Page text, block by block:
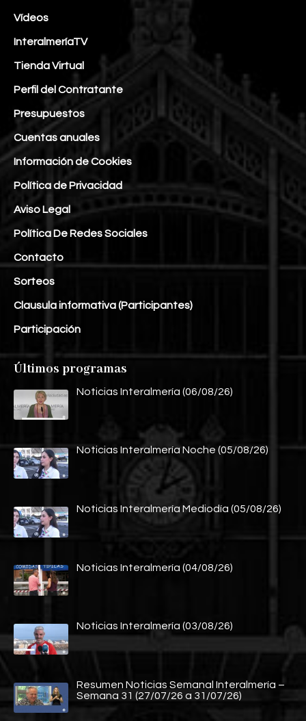
Vídeos
InteralmeríaTV
Tienda Virtual
Perfil del Contratante
Presupuestos
Cuentas anuales
Información de Cookies
Política de Privacidad
Aviso Legal
Política De Redes Sociales
Contacto
Sorteos
Clausula informativa (Participantes)
Participación
Últimos programas
Noticias Interalmería (06/08/26)
Noticias Interalmería Noche (05/08/26)
Noticias Interalmería Mediodía (05/08/26)
Noticias Interalmería (04/08/26)
Noticias Interalmería (03/08/26)
Resumen Noticias Semanal Interalmería –
Semana 31 (27/07/26 a 31/07/26)